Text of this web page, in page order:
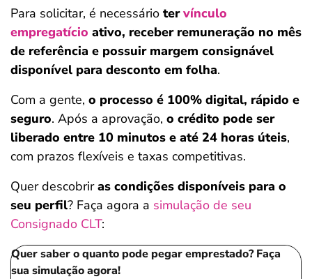
Para solicitar, é necessário tervínculo
empregatício ativo, receber remuneração no mês
de referência e possuir margem consignável
disponível para desconto em folha.
Com a gente, o processo é 100% digital, rápido e
seguro. Após a aprovação, o crédito pode ser
liberado entre 10 minutos e até 24 horas úteis,
com prazos flexíveis e taxas competitivas.
Quer descobriras condições disponíveis para o
seu perfil? Faça agora a simulação de seu
Consignado CLT:
Quer saber o quanto pode pegar emprestado? Faça
sua simulação agora!